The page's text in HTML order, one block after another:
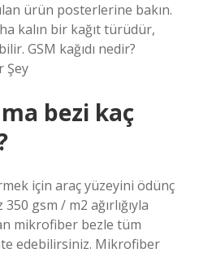
ürün posterlerine bakın.
kalın bir kağıt türüdür,
GSM kağıdı nedir?
Şey
bezi kaç
için araç yüzeyini ödünç
gsm / m2 ağırlığıyla
mikrofiber bezle tüm
edebilirsiniz. Mikrofiber